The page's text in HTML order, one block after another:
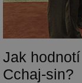
Jak
Cchaj-sin?